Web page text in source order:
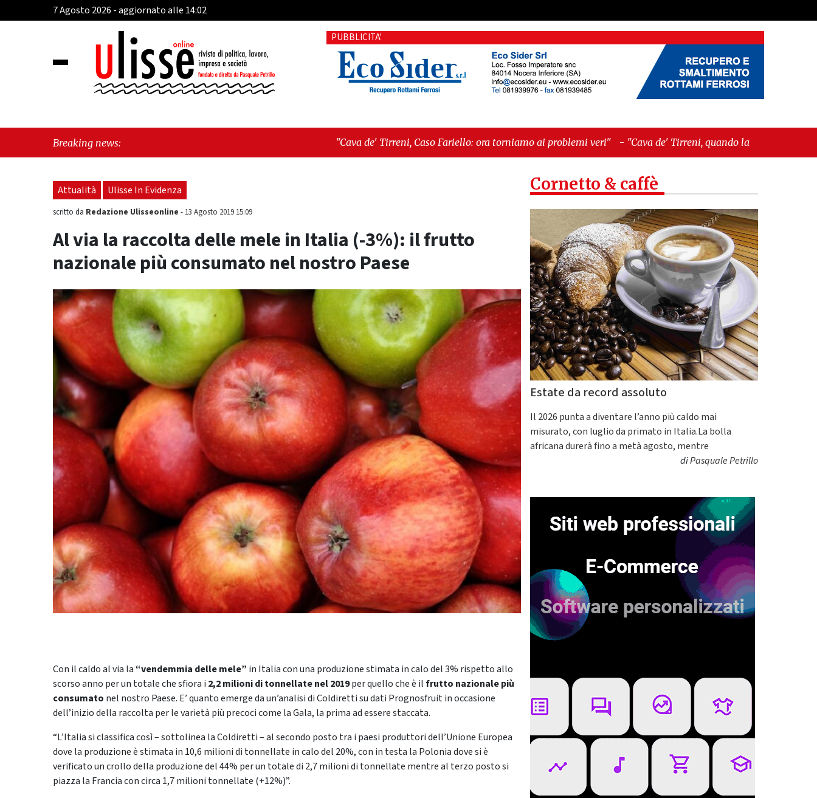
7 Agosto 2026 - aggiornato alle 14:02
PUBBLICITA'
Breaking news: "Cava de' Tirreni, Caso Fariello: ora torniamo ai problemi veri" -"Cava de' Tirreni, quando la burocrazia dimentica perché
esiste"
Attualità Ulisse In Evidenza
scritto da Redazione Ulisseonline - 13 Agosto 2019 15:09
Al via la raccolta delle mele in Italia (-3%): il frutto
nazionale più consumato nel nostro Paese
Con il caldo al via la“vendemmia delle mele” in Italia con una produzione stimata in calo del 3% rispetto allo
scorso anno per un totale che sfiora i 2,2 milioni di tonnellate nel 2019per quello che è ilfrutto nazionale più
consumato nel nostro Paese. E’ quanto emerge da un’analisi di Coldiretti su dati Prognosfruit in occasione
dell’inizio della raccolta per le varietà più precoci come la Gala, la prima ad essere staccata.
“L’Italia si classifica così – sottolinea la Coldiretti – al secondo posto tra i paesi produttori dell’Unione Europea
dove la produzione è stimata in 10,6 milioni di tonnellate in calo del 20%, con in testa la Polonia dove si è
verificato un crollo della produzione del 44% per un totale di 2,7 milioni di tonnellate mentre al terzo posto si
piazza la Francia con circa 1,7 milioni tonnellate (+12%)”.
Cornetto & caffè
Estate da record assoluto
Il 2026 punta a diventare l’anno più caldo mai
misurato, con luglio da primato in Italia.La bolla
africana durerà fino a metà agosto, mentre
diPasquale Petrillo